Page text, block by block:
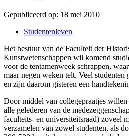
Gepubliceerd op: 18 mei 2010
Studentenleven
Het bestuur van de Faculteit der
Kunstwetenschappen wil komend
voor de tentamenweek schrappen,
maar negen weken telt. Veel studenten
en zijn daarom gisteren een
Door middel van collegepraatjes willen
alle gelederen van de
faculteits- en universiteitsraad) zoveel
verzamelen van zowel studenten, als